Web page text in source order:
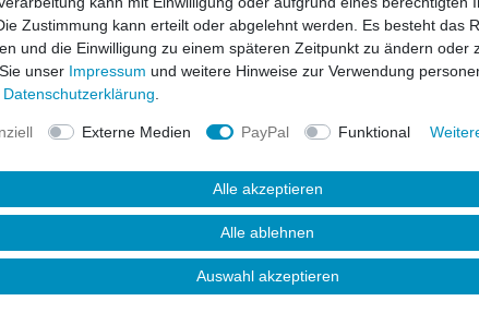
m²) mit Umkettelung
Zustimmung kann erteilt oder abgelehnt werden. Es besteht das
und die Einwilligung zu einem späteren Zeitpunkt zu ändern oder
unser Impressum und weitere Hinweise zur Verwendung
Daten­schutz­erklärung
Externe Medien PayPal Funktional
Alle akzeptieren
Alle ablehnen
Auswahl akzeptieren